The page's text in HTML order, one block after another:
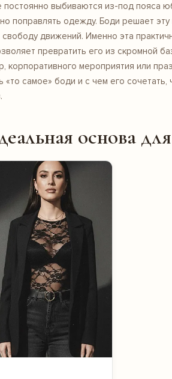
постоянно выбиваются из-под пояса
поправлять одежду. Боди решает
движений. Именно эта
превратить его из скромной
корпоративного мероприятия или
«то самое» боди и с чем его
основа для